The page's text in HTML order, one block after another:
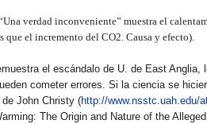
verdad inconveniente” muestra el
que el incremento del CO2. Causa y efecto).
el escándalo de U. de East
cometer errores. Si la ciencia se
John Christy (http://www.nsstc.uah.edu/
The Origin and Nature of the